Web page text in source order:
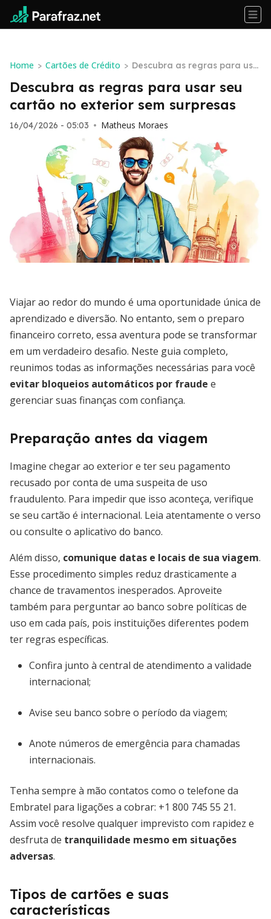
Home > Cartões de Crédito > Descubra as regras para usa
surpresas
Descubra as regras para usar seu
cartão no exterior sem surpresas
16/04/2026 - 05:03 • Matheus Moraes
Viajar ao redor do mundo é uma oportunidade única de
aprendizado e diversão. No entanto, sem o preparo
financeiro correto, essa aventura pode se transformar
em um verdadeiro desafio. Neste guia completo,
reunimos todas as informações necessárias para você
evitar bloqueios automáticos por fraude e
gerenciar suas finanças com confiança.
Preparação antes da viagem
Imagine chegar ao exterior e ter seu pagamento
recusado por conta de uma suspeita de uso
fraudulento. Para impedir que isso aconteça, verifique
se seu cartão é internacional. Leia atentamente o verso
ou consulte o aplicativo do banco.
Além disso, comunique datas e locais de sua viagem.
Esse procedimento simples reduz drasticamente a
chance de travamentos inesperados. Aproveite
também para perguntar ao banco sobre políticas de
uso em cada país, pois instituições diferentes podem
ter regras específicas.
Confira junto à central de atendimento a validade
internacional;
Avise seu banco sobre o período da viagem;
Anote números de emergência para chamadas
internacionais.
Tenha sempre à mão contatos como o telefone da
Embratel para ligações a cobrar: +1 800 745 55 21.
Assim você resolve qualquer imprevisto com rapidez e
desfruta de tranquilidade mesmo em situações
adversas.
Tipos de cartões e suas
características